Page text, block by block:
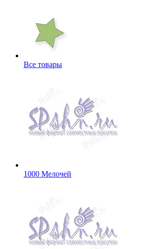
Все товары
1000 Мелочей